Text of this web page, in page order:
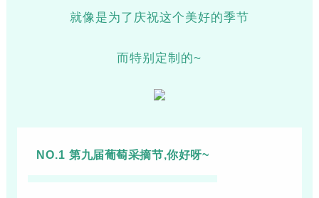
就像是为了庆祝这个美好的季节
而特别定制的~
NO.1 第九届葡萄采摘节,你好呀~